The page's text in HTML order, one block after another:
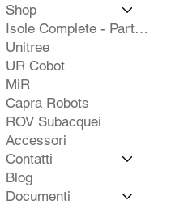
Shop
Isole Complete - Partner
Unitree
UR Cobot
MiR
Capra Robots
ROV Subacquei
Accessori
Contatti
Blog
Documenti